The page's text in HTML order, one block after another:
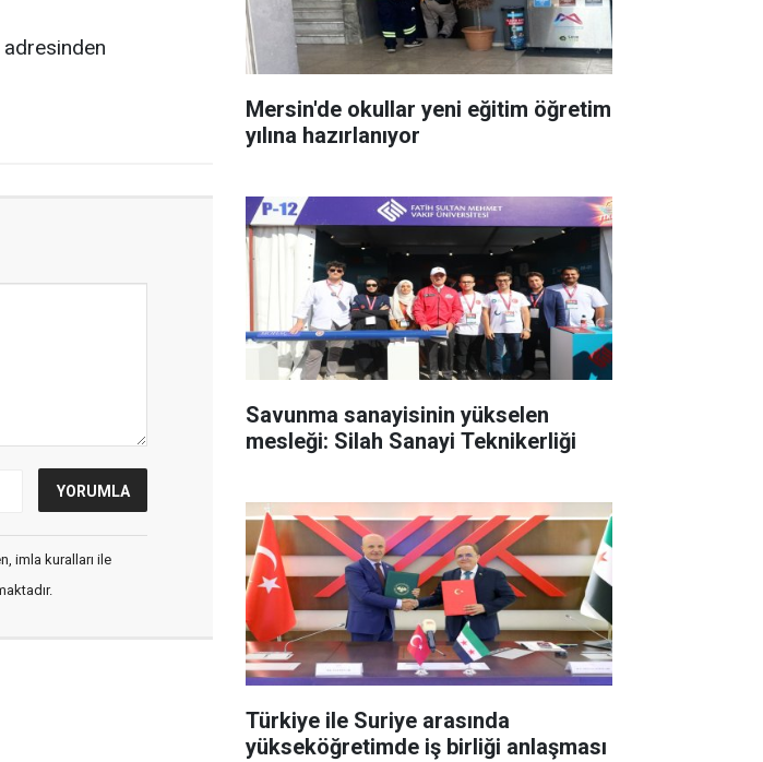
adresinden
imla kuralları ile
Mersin'de okullar yeni eğitim öğretim
yılına hazırlanıyor
Savunma sanayisinin yükselen
mesleği: Silah Sanayi Teknikerliği
Türkiye ile Suriye arasında
yükseköğretimde iş birliği anlaşması